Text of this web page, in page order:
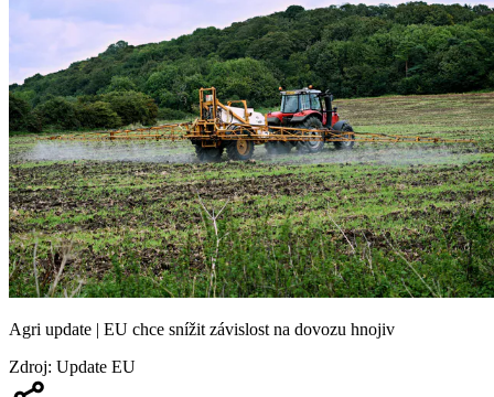
Agri update | EU chce snížit závislost na dovozu hnojiv
Zdroj: Update EU